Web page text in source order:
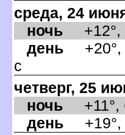
среда, 24
ночь +12°,
день +20°,
с
четверг, 25
ночь +11°,
день +19°,